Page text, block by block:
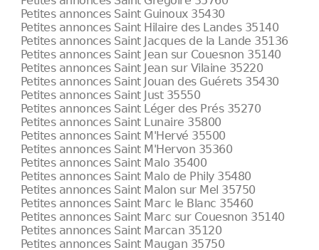
Petites annonces Saint Guinoux 35430
Petites annonces Saint Hilaire des Landes 35140
Petites annonces Saint Jacques de la Lande 35136
Petites annonces Saint Jean sur Couesnon 35140
Petites annonces Saint Jean sur Vilaine 35220
Petites annonces Saint Jouan des Guérets 35430
Petites annonces Saint Just 35550
Petites annonces Saint Léger des Prés 35270
Petites annonces Saint Lunaire 35800
Petites annonces Saint M'Hervé 35500
Petites annonces Saint M'Hervon 35360
Petites annonces Saint Malo 35400
Petites annonces Saint Malo de Phily 35480
Petites annonces Saint Malon sur Mel 35750
Petites annonces Saint Marc le Blanc 35460
Petites annonces Saint Marc sur Couesnon 35140
Petites annonces Saint Marcan 35120
Petites annonces Saint Maugan 35750